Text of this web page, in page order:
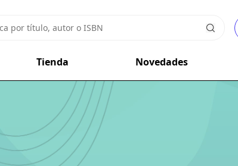
Tienda Novedades